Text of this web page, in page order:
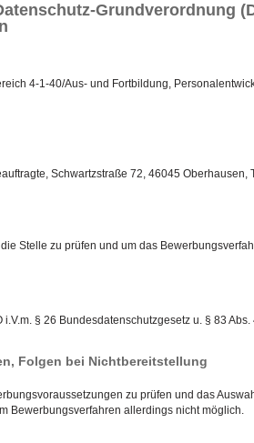
Grundverordnung
4-1-40/Aus- und Fortbildung,
Schwartzstraße 72, 46045
Stelle zu prüfen und um das
i.V.m. § 26 Bundesdatenschutzgesetz u. § 83
Folgen bei Nichtbereitstellung
zu prüfen und das
Bewerbungsverfahren allerdings nicht möglich.